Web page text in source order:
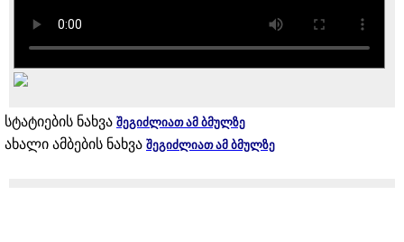
სტატიების ნახვა შეგიძლიათ ამ ბმულზე
ახალი ამბების ნახვა შეგიძლიათ ამ ბმულზე